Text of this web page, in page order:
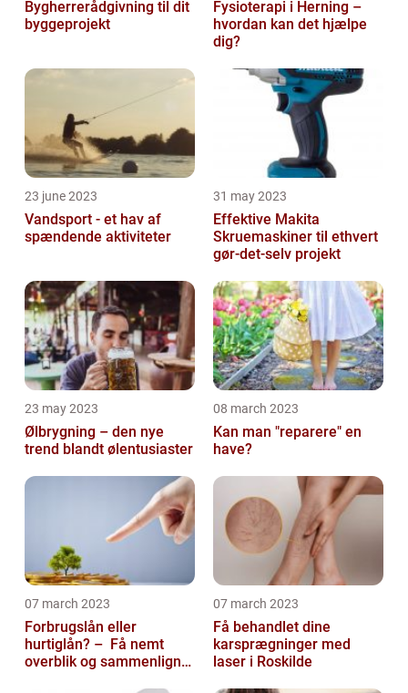
Bygherrerådgivning til dit
byggeprojekt
Fysioterapi i Herning –
hvordan kan det hjælpe
dig?
23 june 2023
Vandsport - et hav af
spændende aktiviteter
31 may 2023
Effektive Makita
Skruemaskiner til ethvert
gør-det-selv projekt
23 may 2023
Ølbrygning – den nye
trend blandt ølentusiaster
08 march 2023
Kan man "reparere" en
have?
07 march 2023
Forbrugslån eller
hurtiglån? – Få nemt
overblik og sammenlign
07 march 2023
Få behandlet dine
karsprægninger med
laser i Roskilde